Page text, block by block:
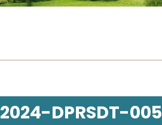
2024-DPRSDT-005